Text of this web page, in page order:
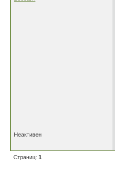
Неактивен
Страниц: 1